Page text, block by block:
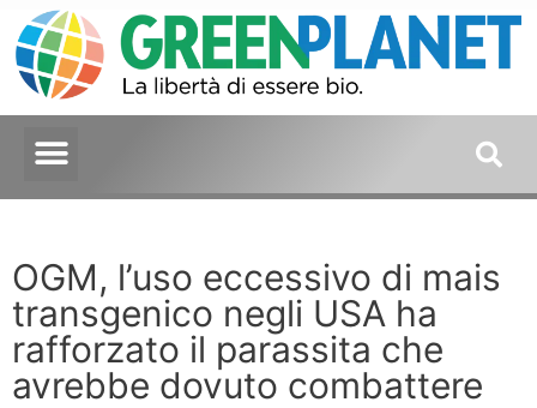
OGM, l’uso eccessivo di mais
transgenico negli USA ha
rafforzato il parassita che
avrebbe dovuto combattere